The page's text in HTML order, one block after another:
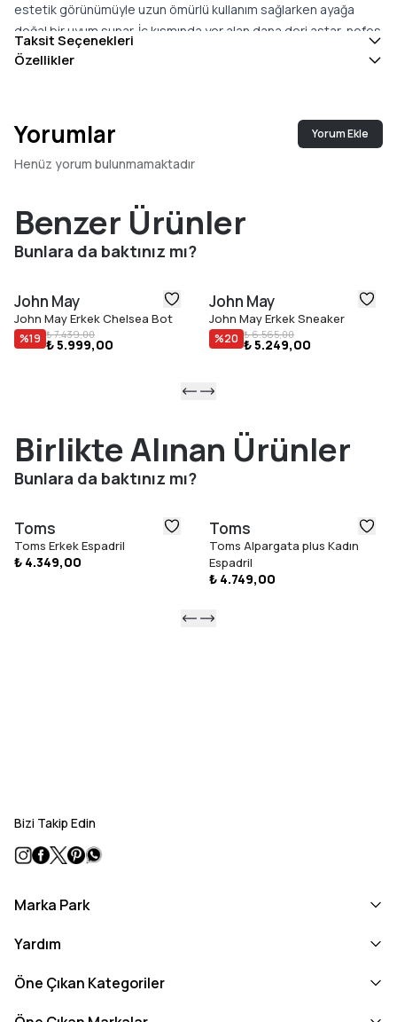
estetik görünümüyle uzun ömürlü kullanım sağlarken ayağa
doğal bir uyum sunar. İç kısmında yer alan dana deri astar, nefes
alabilen yapısıyla ayakların gün boyunca rahat ve ferah
%100 EVA dış tabanı, hafif ve esnek yapısıyla yürüyüş sırasında
ayağın doğal hareketini destekler. Zeminle yumuşak temas
sağlayan yapısı, darbe etkisini azaltmaya yardımcı olurken uzun
Türkiye''de üretilen John May Erkek Loafer, kaliteli işçiliği, doğal
deri kullanımı ve fonksiyonel tasarımıyla hem günlük kullanımda
Ürün Özellikleri
Doğal sığır derisi üst yüzey
Nefes alabilen dana deri iç astar
Günlük kullanıma uygun ergonomik yapı
Kahverengi renk
40–44 beden aralığı
Türkiye''de üretilmiştir.
Taksit Seçenekleri
Özellikler
Yorumlar Yorum Ekle
Henüz yorum bulunmamaktadır
Benzer Ürünler
Bunlara da baktınız mı?
John May
John May Erkek Chelsea Bot
%19 ₺ 7.439,00
₺ 5.999,00
John May
John May Erkek Sneaker
%20 ₺ 6.565,00
₺ 5.249,00
Birlikte Alınan Ürünler
Bunlara da baktınız mı?
Toms
Toms Erkek Espadril
₺ 4.349,00
Toms
Toms Alpargata plus Kadın
Espadril
₺ 4.749,00
Bizi Takip Edin
Marka Park
Yardım
Öne Çıkan Kategoriler